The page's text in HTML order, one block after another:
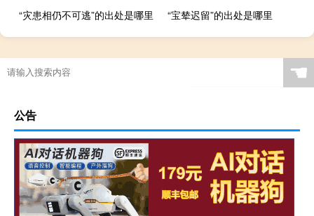
“灾患相仍不可逃”的出处是哪里 “宝辇迟留”的出处是哪里
☚
公告